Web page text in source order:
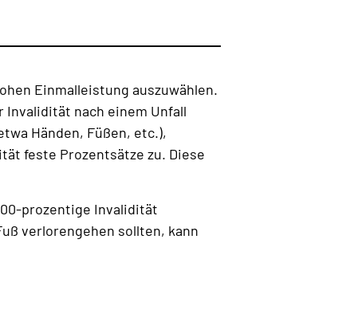
Einmalleistung auszuwählen.
nach einem Unfall
Händen, Füßen, etc.),
feste Prozentsätze zu. Diese
prozentige Invalidität
verlorengehen sollten, kann